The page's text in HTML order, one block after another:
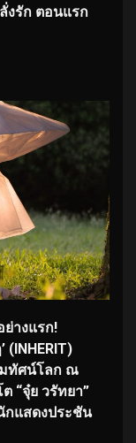
งรัก ตอนแรก
ย่างแรก!
มทัศน์โลก ณ
“จุ๋ย วรัทยา”
แสดงประชัน